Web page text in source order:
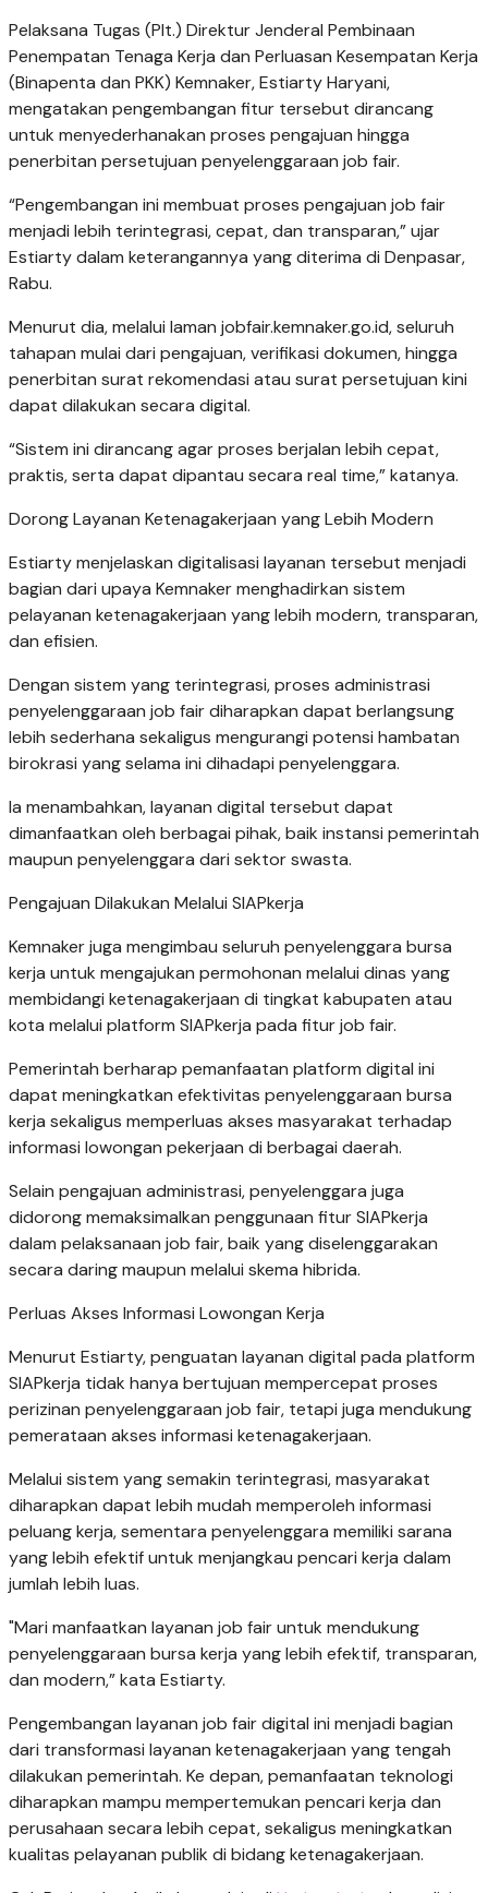
Pelaksana Tugas (Plt.) Direktur Jenderal Pembinaan
Penempatan Tenaga Kerja dan Perluasan Kesempatan Kerja
(Binapenta dan PKK) Kemnaker, Estiarty Haryani,
mengatakan pengembangan fitur tersebut dirancang
untuk menyederhanakan proses pengajuan hingga
penerbitan persetujuan penyelenggaraan job fair.
“Pengembangan ini membuat proses pengajuan job fair
menjadi lebih terintegrasi, cepat, dan transparan,” ujar
Estiarty dalam keterangannya yang diterima di Denpasar,
Rabu.
Menurut dia, melalui laman jobfair.kemnaker.go.id, seluruh
tahapan mulai dari pengajuan, verifikasi dokumen, hingga
penerbitan surat rekomendasi atau surat persetujuan kini
dapat dilakukan secara digital.
“Sistem ini dirancang agar proses berjalan lebih cepat,
praktis, serta dapat dipantau secara real time,” katanya.
Dorong Layanan Ketenagakerjaan yang Lebih Modern
Estiarty menjelaskan digitalisasi layanan tersebut menjadi
bagian dari upaya Kemnaker menghadirkan sistem
pelayanan ketenagakerjaan yang lebih modern, transparan,
dan efisien.
Dengan sistem yang terintegrasi, proses administrasi
penyelenggaraan job fair diharapkan dapat berlangsung
lebih sederhana sekaligus mengurangi potensi hambatan
birokrasi yang selama ini dihadapi penyelenggara.
Ia menambahkan, layanan digital tersebut dapat
dimanfaatkan oleh berbagai pihak, baik instansi pemerintah
maupun penyelenggara dari sektor swasta.
Pengajuan Dilakukan Melalui SIAPkerja
Kemnaker juga mengimbau seluruh penyelenggara bursa
kerja untuk mengajukan permohonan melalui dinas yang
membidangi ketenagakerjaan di tingkat kabupaten atau
kota melalui platform SIAPkerja pada fitur job fair.
Pemerintah berharap pemanfaatan platform digital ini
dapat meningkatkan efektivitas penyelenggaraan bursa
kerja sekaligus memperluas akses masyarakat terhadap
informasi lowongan pekerjaan di berbagai daerah.
Selain pengajuan administrasi, penyelenggara juga
didorong memaksimalkan penggunaan fitur SIAPkerja
dalam pelaksanaan job fair, baik yang diselenggarakan
secara daring maupun melalui skema hibrida.
Perluas Akses Informasi Lowongan Kerja
Menurut Estiarty, penguatan layanan digital pada platform
SIAPkerja tidak hanya bertujuan mempercepat proses
perizinan penyelenggaraan job fair, tetapi juga mendukung
pemerataan akses informasi ketenagakerjaan.
Melalui sistem yang semakin terintegrasi, masyarakat
diharapkan dapat lebih mudah memperoleh informasi
peluang kerja, sementara penyelenggara memiliki sarana
yang lebih efektif untuk menjangkau pencari kerja dalam
jumlah lebih luas.
"Mari manfaatkan layanan job fair untuk mendukung
penyelenggaraan bursa kerja yang lebih efektif, transparan,
dan modern,” kata Estiarty.
Pengembangan layanan job fair digital ini menjadi bagian
dari transformasi layanan ketenagakerjaan yang tengah
dilakukan pemerintah. Ke depan, pemanfaatan teknologi
diharapkan mampu mempertemukan pencari kerja dan
perusahaan secara lebih cepat, sekaligus meningkatkan
kualitas pelayanan publik di bidang ketenagakerjaan.